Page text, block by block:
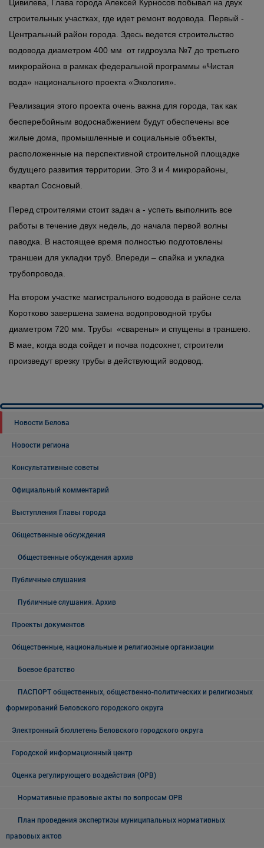
Цивилева, Глава города Алексей Курносов побывал на двух
строительных участках, где идет ремонт водовода. Первый -
Центральный район города. Здесь ведется строительство
водовода диаметром 400 мм от гидроузла №7 до третьего
микрорайона в рамках федеральной программы «Чистая
вода» национального проекта «Экология».
Реализация этого проекта очень важна для города, так как
бесперебойным водоснабжением будут обеспечены все
жилые дома, промышленные и социальные объекты,
расположенные на перспективной строительной площадке
будущего развития территории. Это 3 и 4 микрорайоны,
квартал Сосновый.
Перед строителями стоит задач а - успеть выполнить все
работы в течение двух недель, до начала первой волны
паводка. В настоящее время полностью подготовлены
траншеи для укладки труб. Впереди – спайка и укладка
трубопровода.
На втором участке магистрального водовода в районе села
Коротково завершена замена водопроводной трубы
диаметром 720 мм. Трубы «сварены» и спущены в траншею.
В мае, когда вода сойдет и почва подсохнет, строители
произведут врезку трубы в действующий водовод.
Новости Белова
Новости региона
Консультативные советы
Официальный комментарий
Выступления Главы города
Общественные обсуждения
Общественные обсуждения архив
Публичные слушания
Публичные слушания. Архив
Проекты документов
Общественные, национальные и религиозные организации
Боевое братство
ПАСПОРТ общественных, общественно-политических и религиозных
формирований Беловского городского округа
Электронный бюллетень Беловского городского округа
Городской информационный центр
Оценка регулирующего воздействия (ОРВ)
Нормативные правовые акты по вопросам ОРВ
План проведения экспертизы муниципальных нормативных
правовых актов